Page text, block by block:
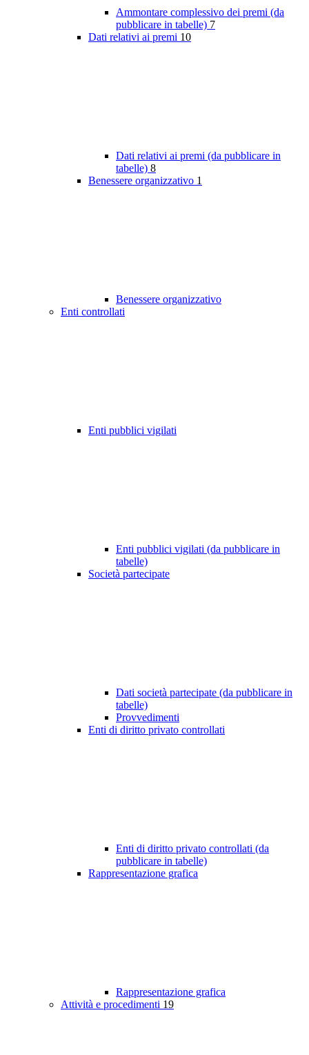
Ammontare complessivo dei premi (da
pubblicare in tabelle) 7
Dati relativi ai premi 10
Dati relativi ai premi (da pubblicare in
tabelle) 8
Benessere organizzativo 1
Benessere organizzativo
Enti controllati
Enti pubblici vigilati
Enti pubblici vigilati (da pubblicare in
tabelle)
Società partecipate
Dati società partecipate (da pubblicare in
tabelle)
Provvedimenti
Enti di diritto privato controllati
Enti di diritto privato controllati (da
pubblicare in tabelle)
Rappresentazione grafica
Rappresentazione grafica
Attività e procedimenti 19